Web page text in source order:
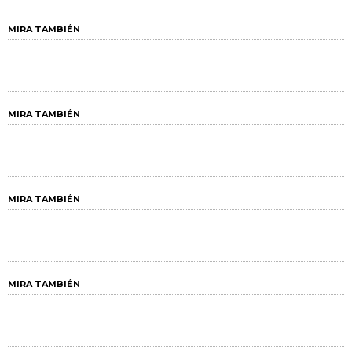
MIRA TAMBIÉN
MIRA TAMBIÉN
MIRA TAMBIÉN
MIRA TAMBIÉN